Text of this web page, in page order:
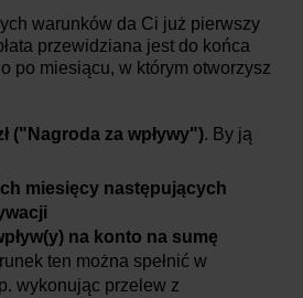
warunków da Ci już pierwszy
przewidziana jest do końca
po miesiącu, w którym otworzysz
("Nagroda za wpływy"). By ją
miesięcy następujących
na konto na sumę
ten można spełnić w
wykonując przelew z